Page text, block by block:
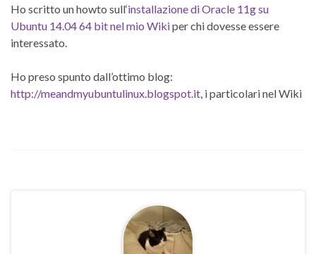
Ho scritto un howto sull‘installazione di Oracle 11g su
Ubuntu 14.04 64 bit nel mio Wikiper chi dovesse essere
interessato.
Ho preso spunto dall’ottimo blog:
http://meandmyubuntulinux.blogspot.it , i particolari nel Wiki